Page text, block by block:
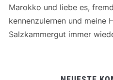
Marokko und liebe es,
kennenzulernen und meine
Salzkammergut immer